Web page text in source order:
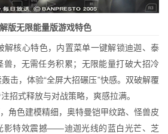
版无限能量版游戏特色
解核心特色，内置菜单一键解锁迪迦、泰
，无需任务积累；无限能量打破大招冷
击，体验“全屏大招碾压”快感。双破解覆
招式释放与对战策略，爽感拉满。
角色建模精细，奥特曼铠甲纹路、怪兽皮
影特效震撼——迪迦光线的蓝白光芒、芝